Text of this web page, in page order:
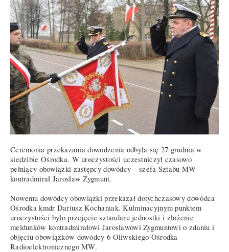
Ceremonia przekazania dowodzenia odbyła się 27 grudnia w
siedzibie Ośrodka. W uroczystości uczestniczył czasowo
pełniący obowiązki zastępcy dowódcy – szefa Sztabu MW
kontradmirał Jarosław Zygmunt.
Nowemu dowódcy obowiązki przekazał dotychczasowy dowódca
Ośrodka kmdr Dariusz Kochaniak. Kulminacyjnym punktem
uroczystości było przejęcie sztandaru jednostki i złożenie
meldunków kontradmirałowi Jarosławowi Zygmuntowi o zdaniu i
objęciu obowiązków dowódcy 6 Oliwskiego Ośrodka
Radioelektronicznego MW.